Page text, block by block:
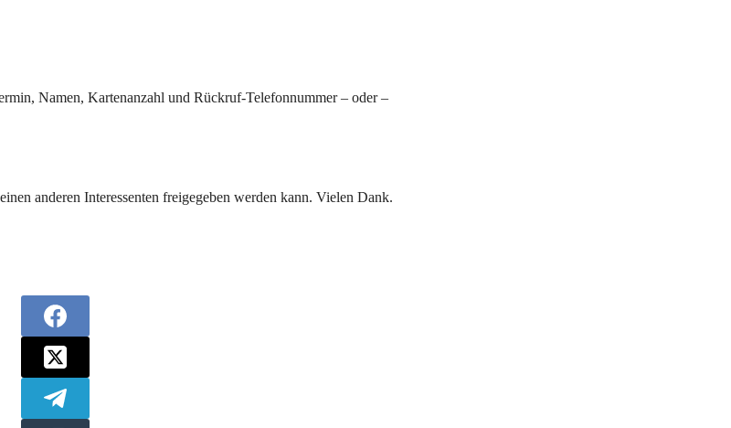
Namen, Kartenanzahl und Rückruf-Telefonnummer – oder –
anderen Interessenten freigegeben werden kann. Vielen Dank.